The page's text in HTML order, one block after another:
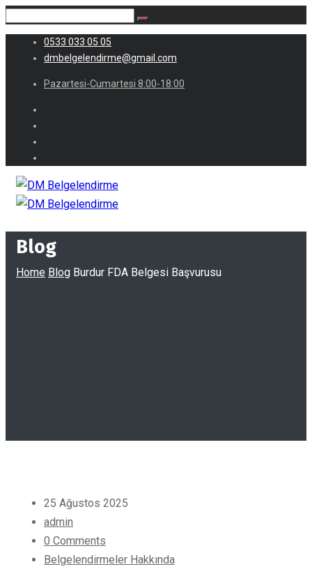
0533 033 05 05
dmbelgelendirme@gmail.com
Pazartesi-Cumartesi 8:00-18:00
Blog
Home Blog Burdur FDA Belgesi Başvurusu
25 Ağustos 2025
admin
0 Comments
Belgelendirmeler Hakkında